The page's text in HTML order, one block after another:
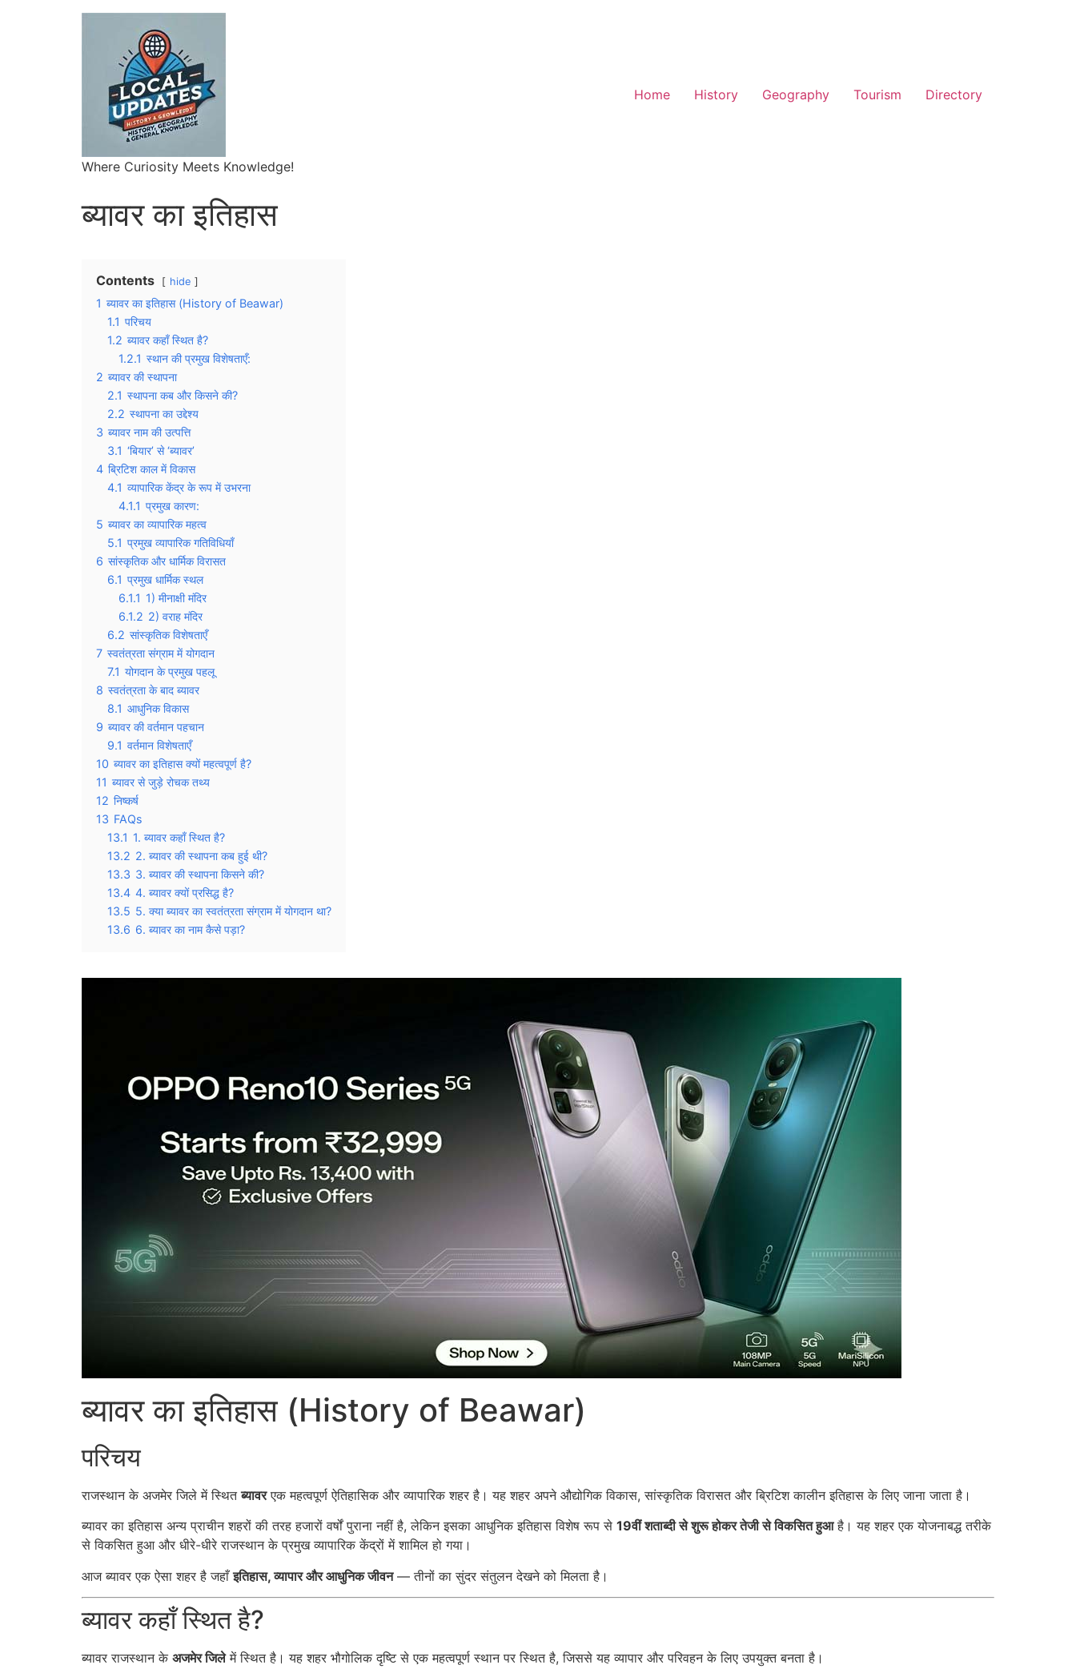
Where Curiosity Meets Knowledge!
Home History Geography Tourism Directory
ब्यावर का इतिहास
Contents hide
1 ब्यावर का इतिहास (History of Beawar)
1.1 परिचय
1.2 ब्यावर कहाँ स्थित है?
1.2.1 स्थान की प्रमुख विशेषताएँ:
2 ब्यावर की स्थापना
2.1 स्थापना कब और किसने की?
2.2 स्थापना का उद्देश्य
3 ब्यावर नाम की उत्पत्ति
3.1 ‘बियार’ से ‘ब्यावर’
4 ब्रिटिश काल में विकास
4.1 व्यापारिक केंद्र के रूप में उभरना
4.1.1 प्रमुख कारण:
5 ब्यावर का व्यापारिक महत्व
5.1 प्रमुख व्यापारिक गतिविधियाँ
6 सांस्कृतिक और धार्मिक विरासत
6.1 प्रमुख धार्मिक स्थल
6.1.1 1) मीनाक्षी मंदिर
6.1.2 2) वराह मंदिर
6.2 सांस्कृतिक विशेषताएँ
7 स्वतंत्रता संग्राम में योगदान
7.1 योगदान के प्रमुख पहलू
8 स्वतंत्रता के बाद ब्यावर
8.1 आधुनिक विकास
9 ब्यावर की वर्तमान पहचान
9.1 वर्तमान विशेषताएँ
10 ब्यावर का इतिहास क्यों महत्वपूर्ण है?
11 ब्यावर से जुड़े रोचक तथ्य
12 निष्कर्ष
13 FAQs
13.1 1. ब्यावर कहाँ स्थित है?
13.2 2. ब्यावर की स्थापना कब हुई थी?
13.3 3. ब्यावर की स्थापना किसने की?
13.4 4. ब्यावर क्यों प्रसिद्ध है?
13.5 5. क्या ब्यावर का स्वतंत्रता संग्राम में योगदान था?
13.6 6. ब्यावर का नाम कैसे पड़ा?
ब्यावर का इतिहास (History of Beawar)
परिचय
राजस्थान के अजमेर जिले में स्थितब्यावरएक महत्वपूर्ण ऐतिहासिक और व्यापारिक शहर है। यह शहर अपने औद्योगिक विकास, सांस्कृतिक विरासत और ब्रिटिश कालीन इतिहास के लिए जाना जाता है।
ब्यावर का इतिहास अन्य प्राचीन शहरों की तरह हजारों वर्षों पुराना नहीं है, लेकिन इसका आधुनिक इतिहास विशेष रूप से 19वीं शताब्दी से शुरू होकर तेजी से विकसित हुआहै। यह शहर एक योजनाबद्ध तरीके
से विकसित हुआ और धीरे-धीरे राजस्थान के प्रमुख व्यापारिक केंद्रों में शामिल हो गया।
आज ब्यावर एक ऐसा शहर है जहाँइतिहास, व्यापार और आधुनिक जीवन— तीनों का सुंदर संतुलन देखने को मिलता है।
ब्यावर कहाँ स्थित है?
ब्यावर राजस्थान के अजमेर जिलेमें स्थित है। यह शहर भौगोलिक दृष्टि से एक महत्वपूर्ण स्थान पर स्थित है, जिससे यह व्यापार और परिवहन के लिए उपयुक्त बनता है।